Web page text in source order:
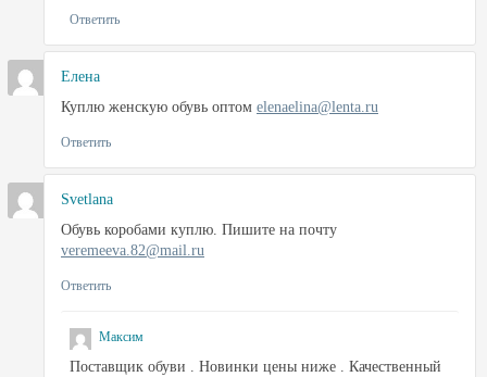
Ответить
Елена
Куплю женскую обувь оптом elenaelina@lenta.ru
Ответить
Svetlana
Обувь коробами куплю. Пишите на почту
veremeeva.82@mail.ru
Ответить
Максим
Поставщик обуви . Новинки цены ниже . Качественный